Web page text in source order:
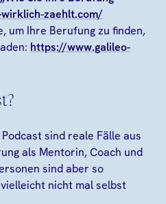
zaehlt.com/
um Ihre Berufung zu finden,
https://www.galileo-
sind reale Fälle aus
als Mentorin, Coach und
sind aber so
nicht mal selbst